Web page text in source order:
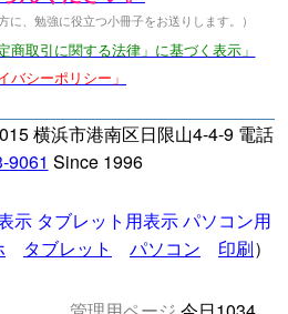
に、勉強に役立つ小冊子をお送りします。）
商取引に関する法律」に基づく表示」
バシーポリシー」
横浜市港南区日限山4-4-9 電話
9061 Since 1996
示 タブレット用表示パソコン用
タブレット パソコン 印刷）